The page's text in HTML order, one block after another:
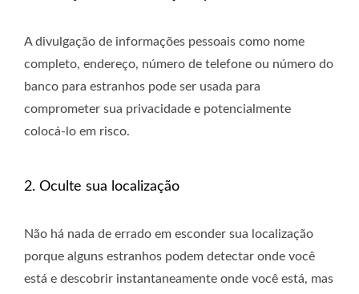
A divulgação de informações pessoais como nome
completo, endereço, número de telefone ou número do
banco para estranhos pode ser usada para
comprometer sua privacidade e potencialmente
colocá-lo em risco.
2. Oculte sua localização
Não há nada de errado em esconder sua localização
porque alguns estranhos podem detectar onde você
está e descobrir instantaneamente onde você está, mas